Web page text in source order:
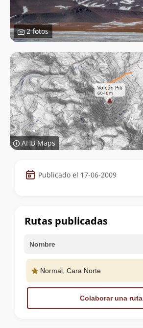
2 fotos
AHB Maps
Datos
de
cumbre
Publicado el 17-06-2009
Rutas publicadas
Nombre
Normal, Cara Norte
Colaborar una ruta